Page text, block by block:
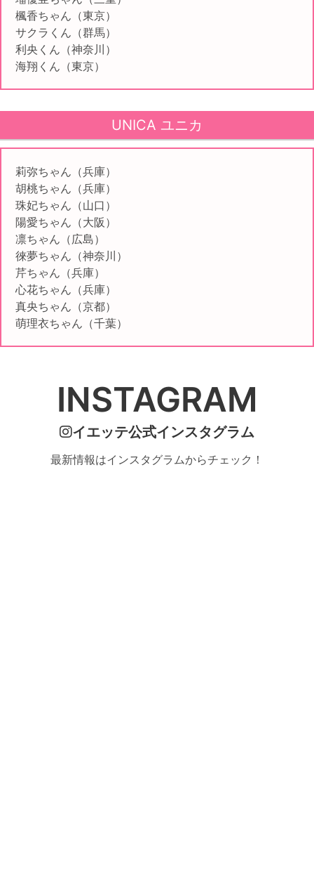
楓香ちゃん（東京）
サクラくん（群馬）
利央くん（神奈川）
海翔くん（東京）
UNICA ユニカ
莉弥ちゃん（兵庫）
胡桃ちゃん（兵庫）
珠妃ちゃん（山口）
陽愛ちゃん（大阪）
凛ちゃん（広島）
徠夢ちゃん（神奈川）
芹ちゃん（兵庫）
心花ちゃん（兵庫）
真央ちゃん（京都）
萌理衣ちゃん（千葉）
INSTAGRAM
イエッテ公式インスタグラム
最新情報はインスタグラムからチェック！